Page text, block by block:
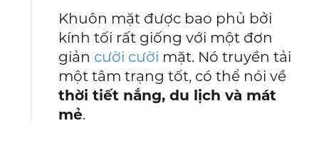
Khuôn mặt được bao phủ bởi
kính tối rất giống với một đơn
giản cười cười mặt. Nó truyền tải
một tâm trạng tốt, có thể nói về
thời tiết nắng, du lịch và mát
mẻ.